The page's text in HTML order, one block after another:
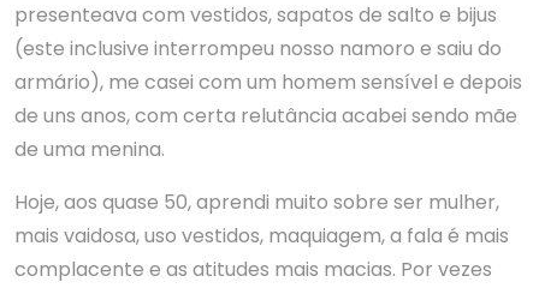
presenteava com vestidos, sapatos de salto e bijus
(este inclusive interrompeu nosso namoro e saiu do
armário), me casei com um homem sensível e depois
de uns anos, com certa relutância acabei sendo mãe
de uma menina.
Hoje, aos quase 50, aprendi muito sobre ser mulher,
mais vaidosa, uso vestidos, maquiagem, a fala é mais
complacente e as atitudes mais macias. Por vezes